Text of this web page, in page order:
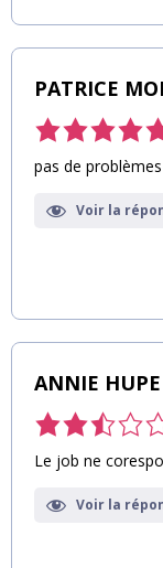
PATRICE
pas de problèmes
Voir la
ANNIE HUPE
Le job ne
Voir la